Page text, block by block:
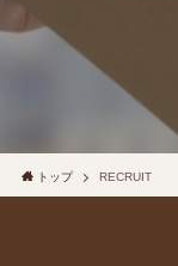
トップ RECRUIT